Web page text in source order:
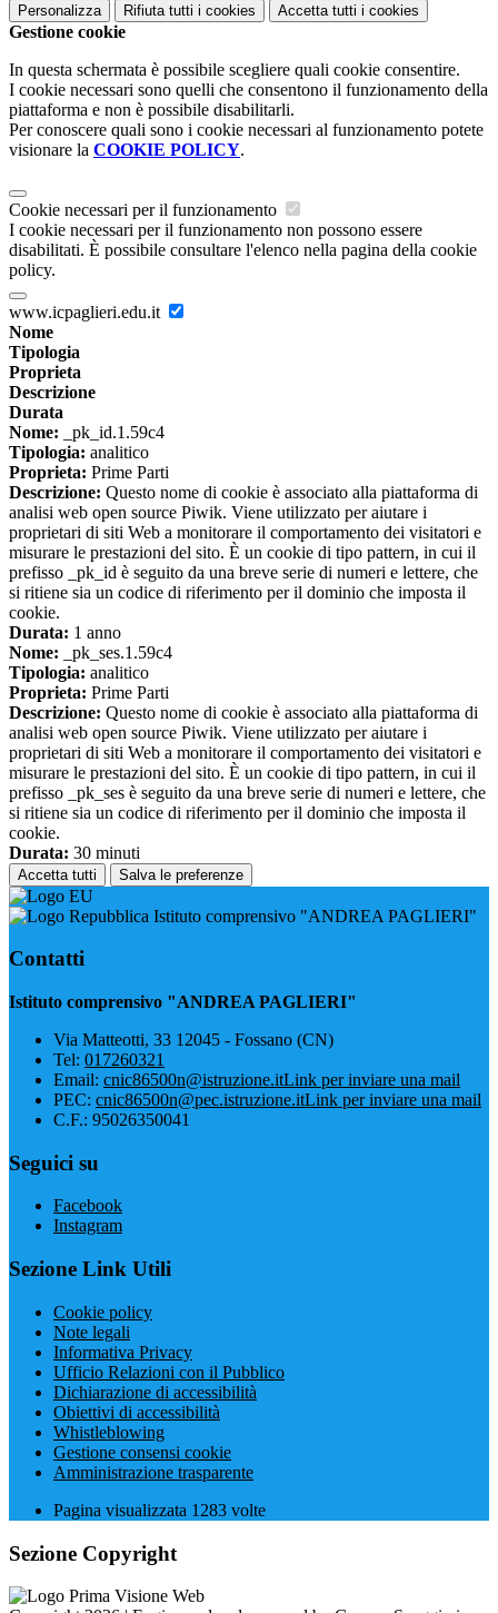
Personalizza Rifiuta tutti i cookies Accetta tutti i cookies
Gestione cookie
In questa schermata è possibile scegliere quali cookie consentire.
I cookie necessari sono quelli che consentono il funzionamento della
piattaforma e non è possibile disabilitarli.
Per conoscere quali sono i cookie necessari al funzionamento potete
visionare la COOKIE POLICY.
Cookie necessari per il funzionamento
I cookie necessari per il funzionamento non possono essere
disabilitati. È possibile consultare l'elenco nella pagina della cookie
policy.
www.icpaglieri.edu.it
Nome
Tipologia
Proprieta
Descrizione
Durata
Nome: _pk_id.1.59c4
Tipologia: analitico
Proprieta: Prime Parti
Descrizione: Questo nome di cookie è associato alla piattaforma di
analisi web open source Piwik. Viene utilizzato per aiutare i
proprietari di siti Web a monitorare il comportamento dei visitatori e
misurare le prestazioni del sito. È un cookie di tipo pattern, in cui il
prefisso _pk_id è seguito da una breve serie di numeri e lettere, che
si ritiene sia un codice di riferimento per il dominio che imposta il
cookie.
Durata: 1 anno
Nome: _pk_ses.1.59c4
Tipologia: analitico
Proprieta: Prime Parti
Descrizione: Questo nome di cookie è associato alla piattaforma di
analisi web open source Piwik. Viene utilizzato per aiutare i
proprietari di siti Web a monitorare il comportamento dei visitatori e
misurare le prestazioni del sito. È un cookie di tipo pattern, in cui il
prefisso _pk_ses è seguito da una breve serie di numeri e lettere, che
si ritiene sia un codice di riferimento per il dominio che imposta il
cookie.
Durata: 30 minuti
Accetta tutti Salva le preferenze
Istituto comprensivo "ANDREA PAGLIERI"
Contatti
Istituto comprensivo "ANDREA PAGLIERI"
Via Matteotti, 33 12045 - Fossano (CN)
Tel: 017260321
Email: cnic86500n@istruzione.itLink per inviare una mail
PEC: cnic86500n@pec.istruzione.itLink per inviare una mail
C.F.: 95026350041
Seguici su
Facebook
Instagram
Sezione Link Utili
Cookie policy
Note legali
Informativa Privacy
Ufficio Relazioni con il Pubblico
Dichiarazione di accessibilità
Obiettivi di accessibilità
Whistleblowing
Gestione consensi cookie
Amministrazione trasparente
Pagina visualizzata 1283 volte
Sezione Copyright